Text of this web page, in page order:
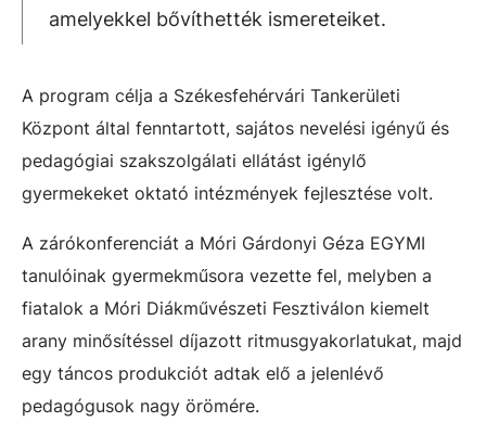
amelyekkel bővíthették ismereteiket.
A program célja a Székesfehérvári Tankerületi
Központ által fenntartott, sajátos nevelési igényű és
pedagógiai szakszolgálati ellátást igénylő
gyermekeket oktató intézmények fejlesztése volt.
A zárókonferenciát a Móri Gárdonyi Géza EGYMI
tanulóinak gyermekműsora vezette fel, melyben a
fiatalok a Móri Diákművészeti Fesztiválon kiemelt
arany minősítéssel díjazott ritmusgyakorlatukat, majd
egy táncos produkciót adtak elő a jelenlévő
pedagógusok nagy örömére.